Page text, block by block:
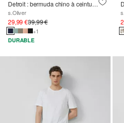
Detroit : bermuda chino à ceinture élastique, coupe Relaxed Fit
s.Oliver
29,99 €39,99 €
+1
DURABLE